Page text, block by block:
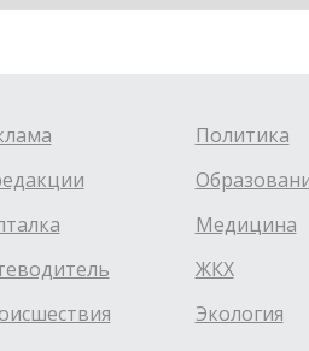
Политика
Медицина
ЖКХ
Экология